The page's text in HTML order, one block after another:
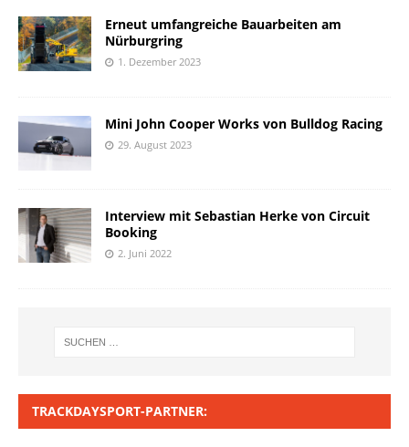
Erneut umfangreiche Bauarbeiten am
Nürburgring
1. Dezember 2023
Mini John Cooper Works von Bulldog Racing
29. August 2023
Interview mit Sebastian Herke von Circuit
Booking
2. Juni 2022
TRACKDAYSPORT-PARTNER: